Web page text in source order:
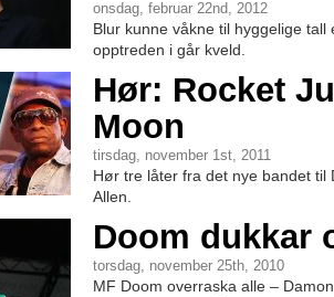
onsdag, februar 22nd, 2012
Blur kunne våkne til hyggelige tall
opptreden i går kveld.
Hør: Rocket
Moon
tirsdag, november 1st, 2011
Hør tre låter fra det nye bandet til
Allen.
Doom dukkar
torsdag, november 25th, 2010
MF Doom overraska alle –